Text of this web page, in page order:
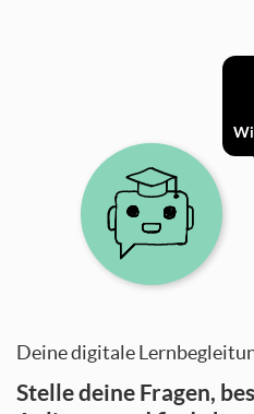
Deine digitale
Stelle deine Fragen,